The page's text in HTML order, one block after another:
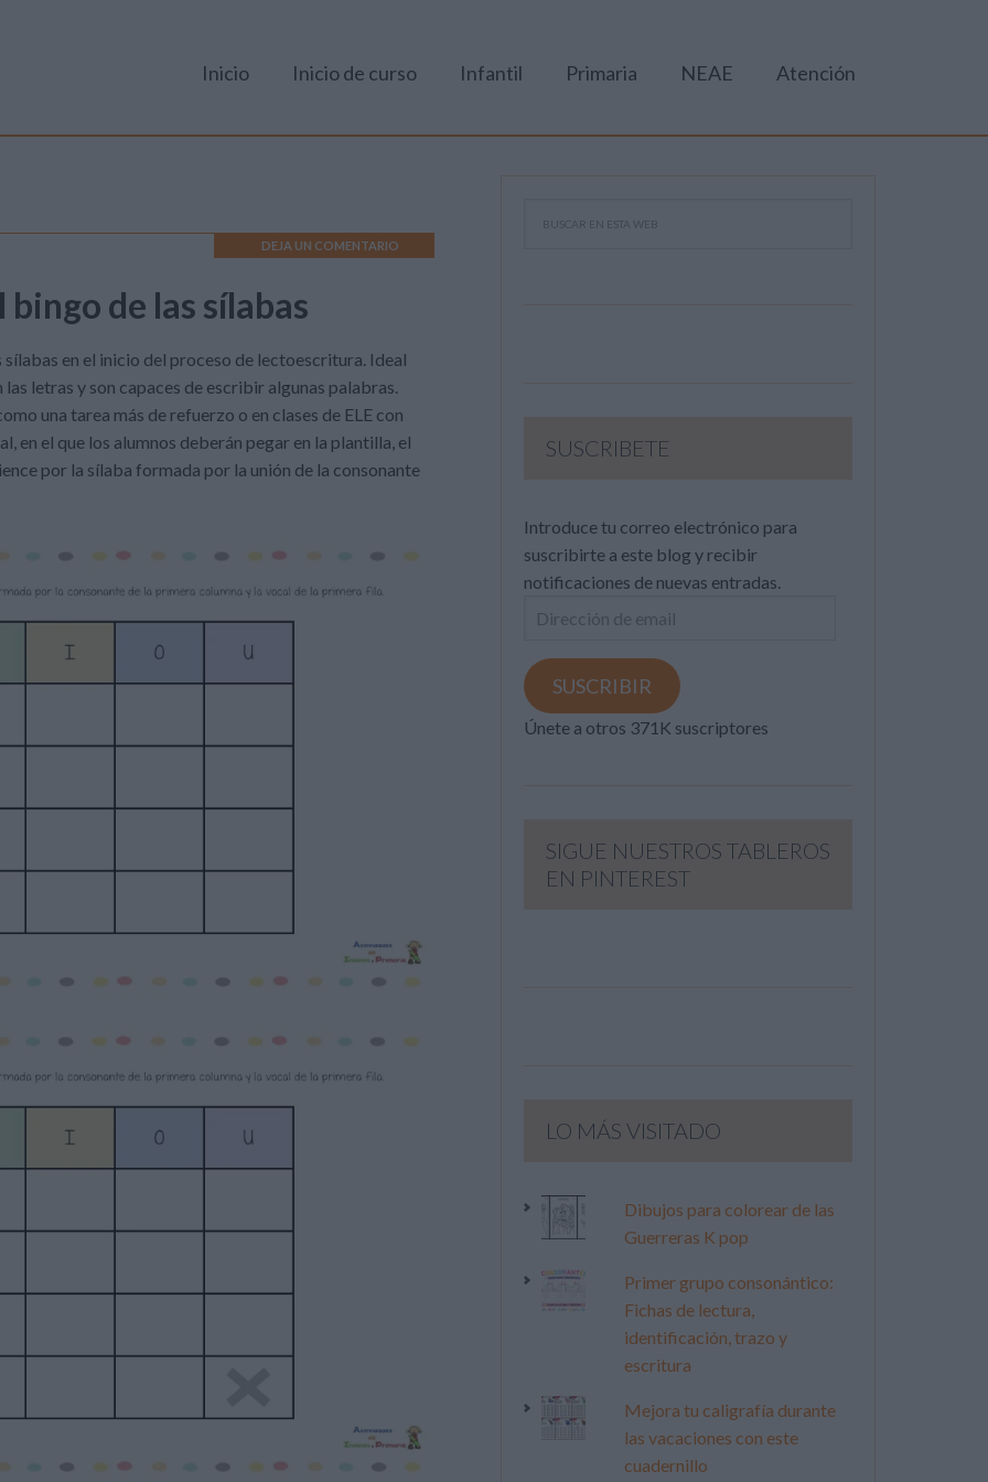
Inicio Inicio de curso Infantil Primaria NEAE Atención
DEJA UN COMENTARIO
de las sílabas
en el inicio del proceso de lectoescritura. Ideal
letras y son capaces de escribir algunas palabras.
una tarea más de refuerzo o en clases de ELE con
en el que los alumnos deberán pegar en la plantilla, el
por la sílaba formada por la unión de la consonante
SUSCRIBETE
Introduce tu correo electrónico para
suscribirte a este blog y recibir
notificaciones de nuevas entradas.
Dirección
email
SUSCRIBIR
Únete a otros 371K suscriptores
SIGUE NUESTROS TABLEROS
EN PINTEREST
LO MÁS VISITADO
Dibujos para colorear de las
Guerreras K pop
Primer grupo consonántico:
Fichas de lectura,
identificación, trazo y
escritura
Mejora tu caligrafía durante
las vacaciones con este
cuadernillo